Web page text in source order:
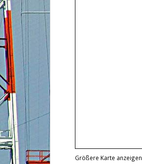
Größere Karte anzeigen